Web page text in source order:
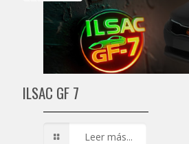
ILSAC GF 7
Leer más...